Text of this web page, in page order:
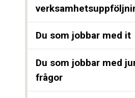
Du som jobbar med it
Du som jobbar med
frågor